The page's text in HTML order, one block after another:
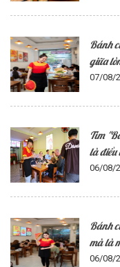
Bánh
giữa
07/08/
Tìm
là điều
06/08/
Bánh
mà là
06/08/